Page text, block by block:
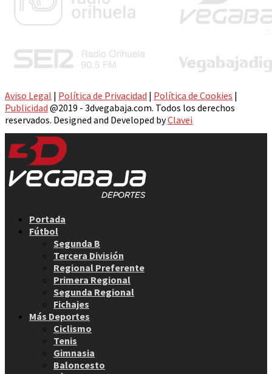
Aviso Legal | Política de Privacidad | Política de Cookies |
Publicidad @2019 - 3dvegabaja.com. Todos los derechos
reservados. Designed and Developed byClavei
Portada
Fútbol
Segunda B
Tercera División
Regional Preferente
Primera Regional
Segunda Regional
Fichajes
Más Deportes
Ciclismo
Tenis
Gimnasia
Baloncesto